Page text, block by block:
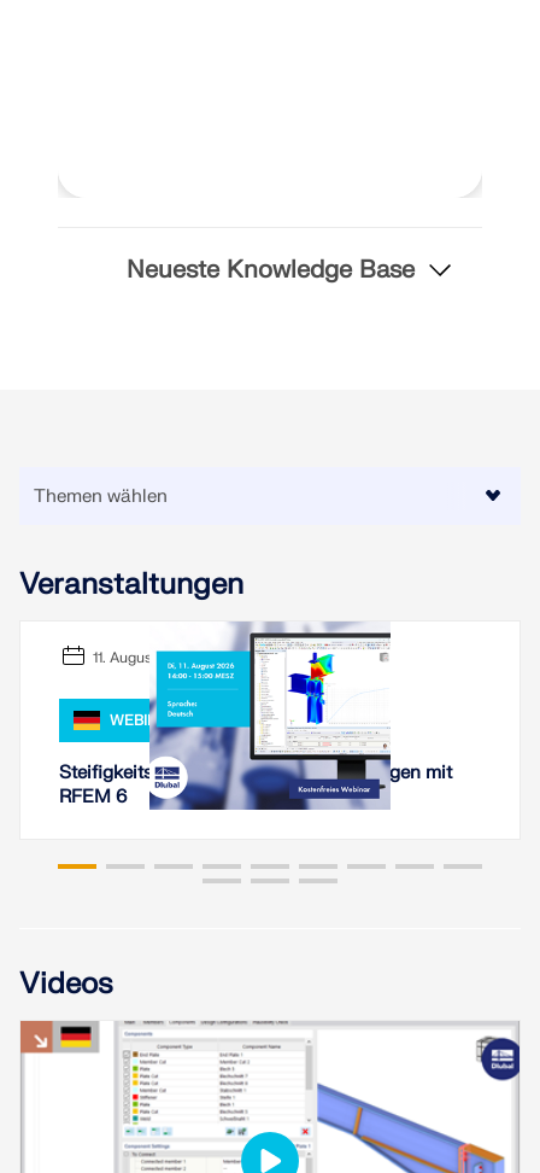
Neueste Knowledge Base
Veranstaltungen
11. August 2026
WEBINAR
Steifigkeitsanalyse von Stahlverbindungen mit
RFEM 6
Videos